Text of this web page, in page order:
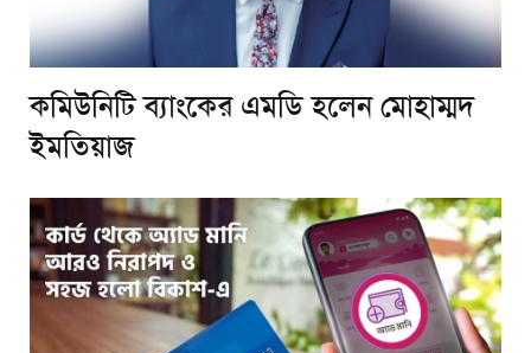
কমিউনিটি ব্যাংকের এমডি হলেন মোহাম্মদ
ইমতিয়াজ